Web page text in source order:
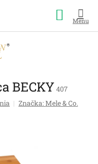
košík
BECKY 407
Značka:Mele & Co.